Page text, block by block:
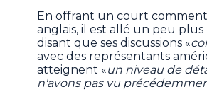
En offrant un court
anglais, il est allé un peu plus
disant que ses discussions «
avec des représentants
atteignent «un niveau de
n'avons pas vu